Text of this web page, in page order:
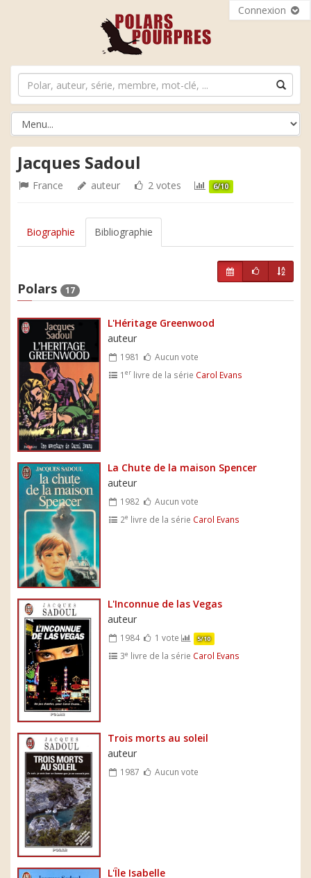
Connexion
Jacques Sadoul
France auteur 2 votes 6/10
Biographie Bibliographie
Polars 17
L'Héritage Greenwood
auteur
1981
Aucun vote
1er livre de la série Carol Evans
La Chute de la maison Spencer
auteur
1982
Aucun vote
2e livre de la série Carol Evans
L'Inconnue de las Vegas
auteur
1984 1 vote 5/10
3e livre de la série Carol Evans
Trois morts au soleil
auteur
1987 Aucun vote
L'Île Isabelle